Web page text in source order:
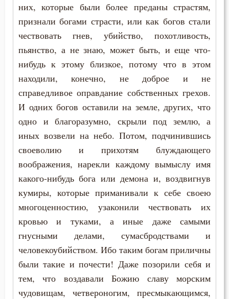
Животные
Жизнь
Жизнь вечная
Забота
Зависть
Загробная жизнь
Закон Божий
Заповеди
Здоровье
Злопамятство
Злорадство
Знание
них, которые были более преданы страстям,
признали богами страсти, или как богов стали
чествовать гнев, убийство, похотливость,
пьянство, а не знаю, может быть, и еще что-
нибудь к этому близкое, потому что в этом
находили, конечно, не доброе и не
справедливое оправдание собственных грехов.
И одних богов оставили на земле, других, что
одно и благоразумно, скрыли под землю, а
иных возвели на небо. Потом, подчинившись
своеволию и прихотям блуждающего
воображения, нарекли каждому вымыслу имя
какого-нибудь бога или демона и, воздвигнув
кумиры, которые приманивали к себе своею
многоценностию, узаконили чествовать их
кровью и туками, а иные даже самыми
гнусными делами, сумасбродствами и
человекоубийством. Ибо таким богам приличны
были такие и почести! Даже позорили себя и
тем, что воздавали Божию славу морским
чудовищам, четвероногим, пресмыкающимся,